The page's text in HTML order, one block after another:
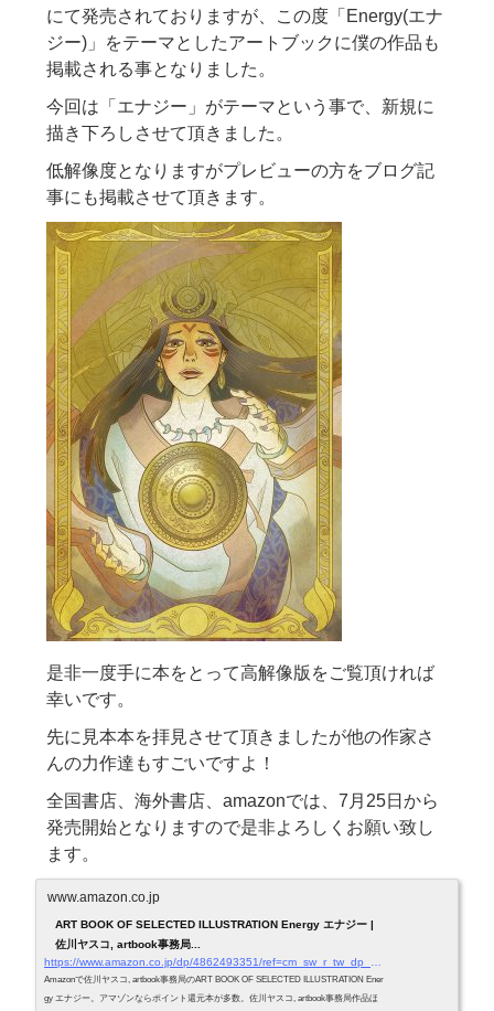
にて発売されておりますが、この度「Energy(エナ
ジー)」をテーマとしたアートブックに僕の作品も
掲載される事となりました。
今回は「エナジー」がテーマという事で、新規に
描き下ろしさせて頂きました。
低解像度となりますがプレビューの方をブログ記
事にも掲載させて頂きます。
是非一度手に本をとって高解像版をご覧頂ければ
幸いです。
先に見本本を拝見させて頂きましたが他の作家さ
んの力作達もすごいですよ！
全国書店、海外書店、amazonでは、7月25日から
発売開始となりますので是非よろしくお願い致し
ます。
www.amazon.co.jp
ART BOOK OF SELECTED ILLUSTRATION Energy エナジー |
佐川ヤスコ, artbook事務局...
Amazonで佐川ヤスコ, artbook事務局のART BOOK OF SELECTED ILLUSTRATION Ener
gy エナジー。アマゾンならポイント還元本が多数。佐川ヤスコ, artbook事務局作品ほ